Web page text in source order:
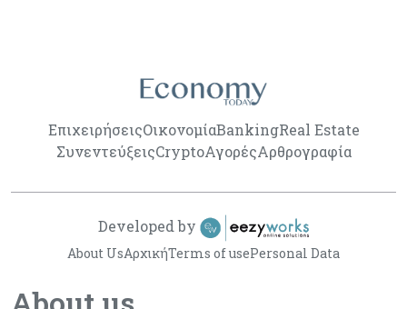
ΕπιχειρήσειςΟικονομίαBankingReal Estate
ΣυνεντεύξειςCryptoΑγορέςΑρθρογραφία
About UsΑρχικήTerms of usePersonal Data
Developed by